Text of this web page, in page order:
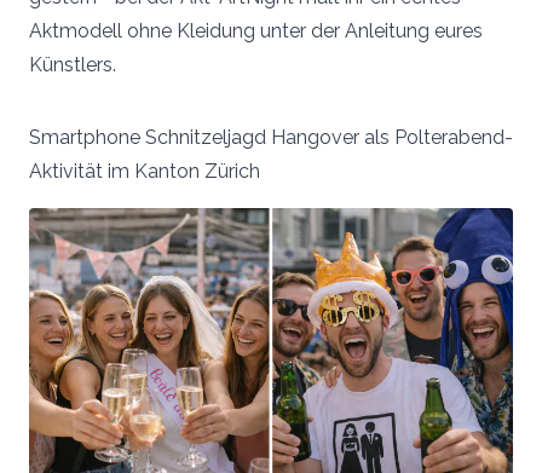
Aktmodell ohne Kleidung unter der Anleitung eures
Künstlers.
Smartphone Schnitzeljagd Hangover als Polterabend-
Aktivität im Kanton Zürich